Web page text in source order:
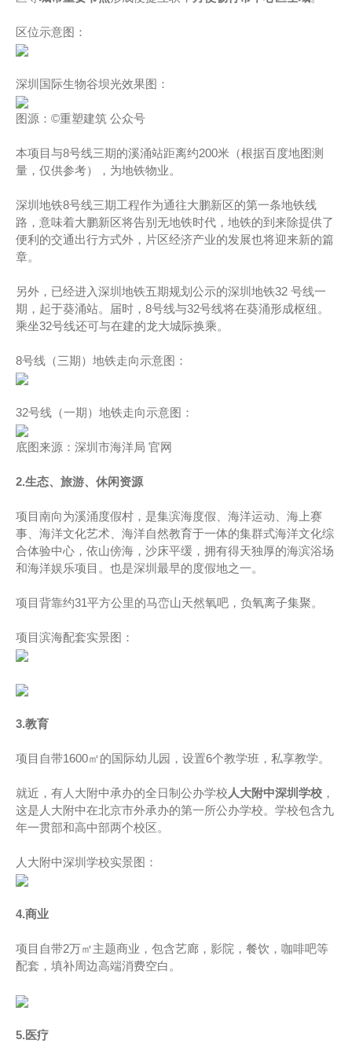
区位示意图：
深圳国际生物谷坝光效果图：
图源：©重塑建筑 公众号
本项目与8号线三期的溪涌站距离约200米（根据百度地图测
量，仅供参考），为地铁物业。
深圳地铁8号线三期工程作为通往大鹏新区的第一条地铁线
路，意味着大鹏新区将告别无地铁时代，地铁的到来除提供了
便利的交通出行方式外，片区经济产业的发展也将迎来新的篇
章。
另外，已经进入深圳地铁五期规划公示的深圳地铁32 号线一
期，起于葵涌站。届时，8号线与32号线将在葵涌形成枢纽。
乘坐32号线还可与在建的龙大城际换乘。
8号线（三期）地铁走向示意图：
32号线（一期）地铁走向示意图：
底图来源：深圳市海洋局 官网
2.生态、旅游、休闲资源
项目南向为溪涌度假村，是集滨海度假、海洋运动、海上赛
事、海洋文化艺术、海洋自然教育于一体的集群式海洋文化综
合体验中心，依山傍海，沙床平缓，拥有得天独厚的海滨浴场
和海洋娱乐项目。也是深圳最早的度假地之一。
项目背靠约31平方公里的马峦山天然氧吧，负氧离子集聚。
项目滨海配套实景图：
3.教育
项目自带1600㎡的国际幼儿园，设置6个教学班，私享教学。
就近，有人大附中承办的全日制公办学校 人大附中深圳学校 ，
这是人大附中在北京市外承办的第一所公办学校。学校包含九
年一贯部和高中部两个校区。
人大附中深圳学校实景图：
4.商业
项目自带2万㎡主题商业，包含艺廊，影院，餐饮，咖啡吧等
配套，填补周边高端消费空白。
5.医疗